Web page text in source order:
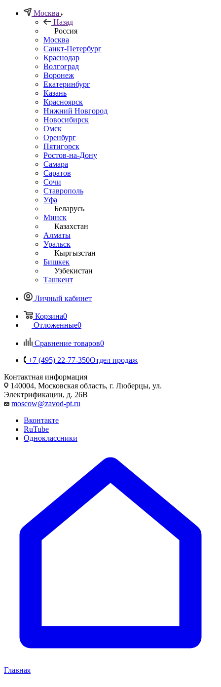
Москва
Назад
Россия
Москва
Санкт-Петербург
Краснодар
Волгоград
Воронеж
Екатеринбург
Казань
Красноярск
Нижний Новгород
Новосибирск
Омск
Оренбург
Пятигорск
Ростов-на-Дону
Самара
Саратов
Сочи
Ставрополь
Уфа
Беларусь
Минск
Казахстан
Алматы
Уральск
Кыргызстан
Бишкек
Узбекистан
Ташкент
Личный кабинет
Корзина0
Отложенные0
Сравнение товаров0
+7 (495) 22-77-350Отдел продаж
Контактная информация
140004, Московская область, г. Люберцы, ул.
Электрификации, д. 26В
moscow@zavod-pt.ru
Вконтакте
RuTube
Одноклассники
Главная